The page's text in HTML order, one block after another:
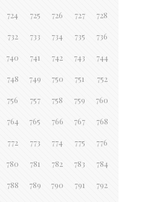
724 725 726 727 728
732 733 734 735 736
740 741 742 743 744
748 749 750 751 752
756 757 758 759 760
764 765 766 767 768
772 773 774 775 776
780 781 782 783 784
788 789 790 791 792